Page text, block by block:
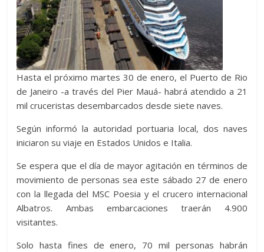
Hasta el próximo martes 30 de enero, el Puerto de Rio
de Janeiro -a través del Pier Mauá- habrá atendido a 21
mil cruceristas desembarcados desde siete naves.
Según informó la autoridad portuaria local, dos naves
iniciaron su viaje en Estados Unidos e Italia.
Se espera que el día de mayor agitación en términos de
movimiento de personas sea este sábado 27 de enero
con la llegada del MSC Poesia y el crucero internacional
Albatros. Ambas embarcaciones traerán 4.900
visitantes.
Solo hasta fines de enero, 70 mil personas habrán